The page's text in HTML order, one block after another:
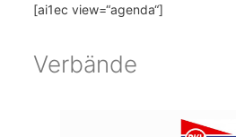
[ai1ec view=“agenda“]
Verbände